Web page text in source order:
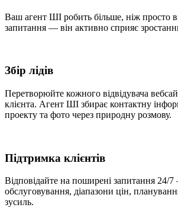
Ваш агент ШІ робить більше, ніж просто
запитання — він активно сприяє
Збір лідів
Перетворюйте кожного відвідувача
клієнта. Агент ШІ збирає контактну
проекту та фото через природну розмову.
Підтримка клієнтів
Відповідайте на поширені запитання 24/
обслуговування, діапазони цін,
зусиль.